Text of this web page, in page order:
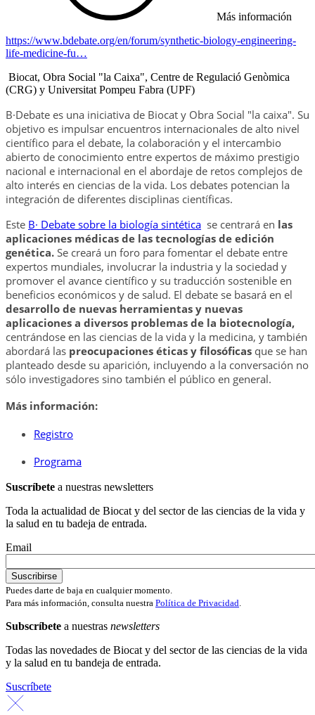
Más información
https://www.bdebate.org/en/forum/synthetic-biology-engineering-
life-medicine-fu…
Biocat, Obra Social "la Caixa", Centre de Regulació Genòmica
(CRG) y Universitat Pompeu Fabra (UPF)
B·Debate es una iniciativa de Biocat y Obra Social "la caixa". Su
objetivo es impulsar encuentros internacionales de alto nivel
científico para el debate, la colaboración y el intercambio
abierto de conocimiento entre expertos de máximo prestigio
nacional e internacional en el abordaje de retos complejos de
alto interés en ciencias de la vida. Los debates potencian la
integración de diferentes disciplinas científicas.
Este B· Debate sobre la biología sintética se centrará en las
aplicaciones médicas de las tecnologías de edición
genética. Se creará un foro para fomentar el debate entre
expertos mundiales, involucrar la industria y la sociedad y
promover el avance científico y su traducción sostenible en
beneficios económicos y de salud. El debate se basará en el
desarrollo de nuevas herramientas y nuevas
aplicaciones a diversos problemas de la biotecnología,
centrándose en las ciencias de la vida y la medicina, y también
abordará las preocupaciones éticas y filosóficas que se han
planteado desde su aparición, incluyendo a la conversación no
sólo investigadores sino también el público en general.
Más información:
Registro
Programa
Suscríbete a nuestras newsletters
Toda la actualidad de Biocat y del sector de las ciencias de la vida y
la salud en tu badeja de entrada.
Email
Puedes darte de baja en cualquier momento.
Para más información, consulta nuestra Política de Privacidad.
Subscríbete a nuestras newsletters
Todas las novedades de Biocat y del sector de las ciencias de la vida
y la salud en tu bandeja de entrada.
Suscríbete